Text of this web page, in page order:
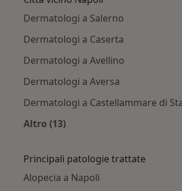
Dermatologi a Salerno
Dermatologi a Caserta
Dermatologi a Avellino
Dermatologi a Aversa
Dermatologi a Castellammare di
Altro (13)
Principali patologie trattate
Alopecia a Napoli